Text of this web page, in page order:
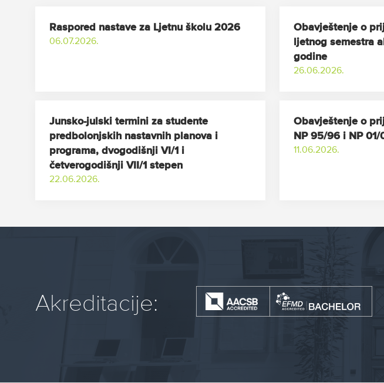
Raspored nastave za Ljetnu školu 2026
06.07.2026.
Obavještenje o
ljetnog semestra
godine
26.06.2026.
Junsko-julski termini za studente
predbolonjskih nastavnih planova i
programa, dvogodišnji VI/1 i
četverogodišnji VII/1 stepen
22.06.2026.
Obavještenje o
NP 95/96 i NP 01/
11.06.2026.
Akreditacije: